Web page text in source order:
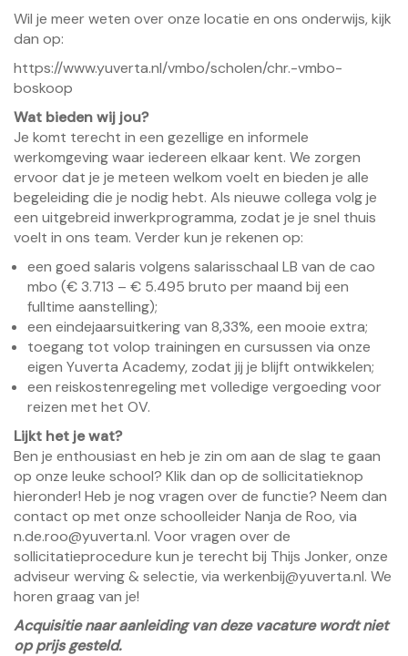
Wil je meer weten over onze locatie en ons onderwijs, kijk
dan op:
https://www.yuverta.nl/vmbo/scholen/chr.-vmbo-
boskoop
Wat bieden wij jou?
Je komt terecht in een gezellige en informele
werkomgeving waar iedereen elkaar kent. We zorgen
ervoor dat je je meteen welkom voelt en bieden je alle
begeleiding die je nodig hebt. Als nieuwe collega volg je
een uitgebreid inwerkprogramma, zodat je je snel thuis
voelt in ons team. Verder kun je rekenen op:
een goed salaris volgens salarisschaal LB van de cao
mbo (€ 3.713 – € 5.495 bruto per maand bij een
fulltime aanstelling);
een eindejaarsuitkering van 8,33%, een mooie extra;
toegang tot volop trainingen en cursussen via onze
eigen Yuverta Academy, zodat jij je blijft ontwikkelen;
een reiskostenregeling met volledige vergoeding voor
reizen met het OV.
Lijkt het je wat?
Ben je enthousiast en heb je zin om aan de slag te gaan
op onze leuke school? Klik dan op de sollicitatieknop
hieronder! Heb je nog vragen over de functie? Neem dan
contact op met onze schoolleider Nanja de Roo, via
n.de.roo@yuverta.nl. Voor vragen over de
sollicitatieprocedure kun je terecht bij Thijs Jonker, onze
adviseur werving & selectie, via werkenbij@yuverta.nl. We
horen graag van je!
Acquisitie naar aanleiding van deze vacature wordt niet
op prijs gesteld.